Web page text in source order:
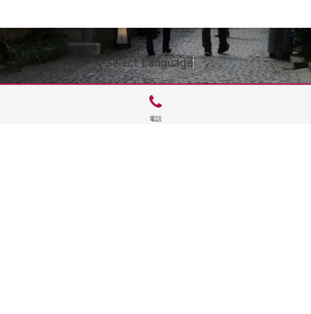
Select Language▼
電話